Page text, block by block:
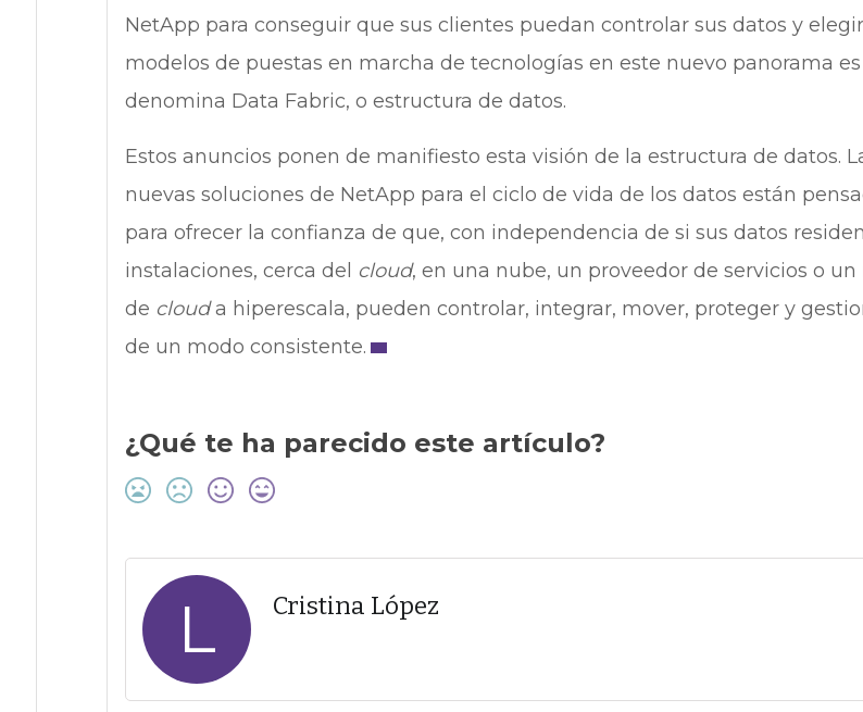
NetApp para conseguir que sus clientes puedan controlar sus datos y
modelos de puestas en marcha de tecnologías en este nuevo panorama
denomina Data Fabric, o estructura de datos.
Estos anuncios ponen de manifiesto esta visión de la estructura de datos.
nuevas soluciones de NetApp para el ciclo de vida de los datos están
para ofrecer la confianza de que, con independencia de si sus datos
instalaciones, cerca del cloud, en una nube, un proveedor de servicios o un
de clouda hiperescala, pueden controlar, integrar, mover, proteger y
de un modo consistente.
¿Qué te ha parecido este artículo?
L Cristina López